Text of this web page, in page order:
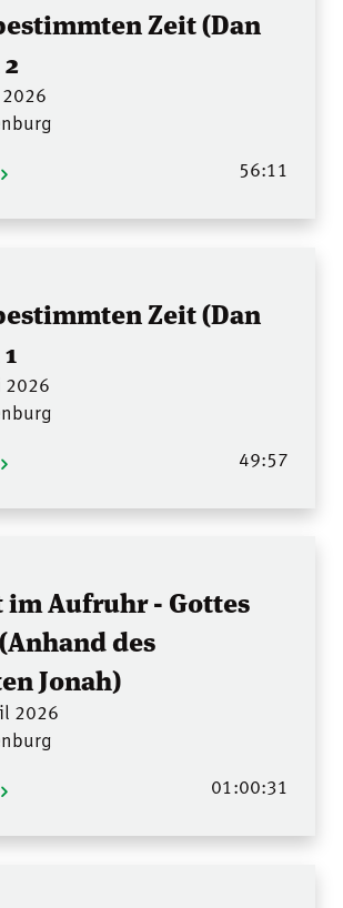
Zeit (Dan
56:11
Zeit (Dan
2026
49:57
im Aufruhr - Gottes
des
Jonah)
2026
01:00:31